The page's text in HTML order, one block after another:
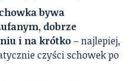
bywa
dobrze
i na krótko– najlepiej,
czyści schowek po